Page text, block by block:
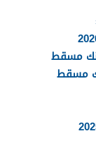
مسقط
مسقط